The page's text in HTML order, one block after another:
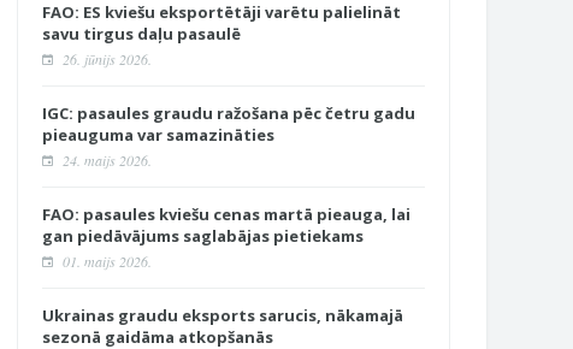
FAO: ES kviešu eksportētāji varētu palielināt
savu tirgus daļu pasaulē
26. jūnijs 2026.
IGC: pasaules graudu ražošana pēc četru gadu
pieauguma var samazināties
24. maijs 2026.
FAO: pasaules kviešu cenas martā pieauga, lai
gan piedāvājums saglabājas pietiekams
01. maijs 2026.
Ukrainas graudu eksports sarucis, nākamajā
sezonā gaidāma atkopšanās